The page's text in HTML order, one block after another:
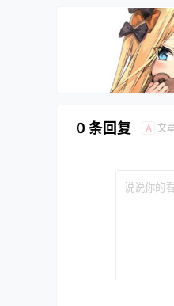
0 条回复 A 文